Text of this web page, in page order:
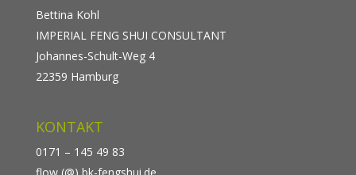
Bettina Kohl
IMPERIAL FENG SHUI CONSULTANT
Johannes-Schult-Weg 4
22359 Hamburg
KONTAKT
0171 – 145 49 83